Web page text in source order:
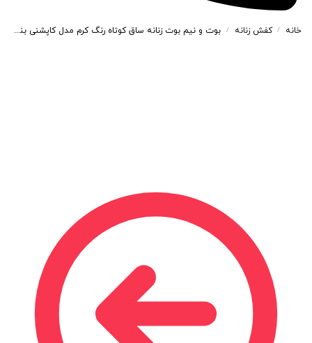
خانه / کفش زنانه / بوت و نیم بوت زنانه ساق کوتاه رنگ کرم مدل کاپشنی بندی کد 61967